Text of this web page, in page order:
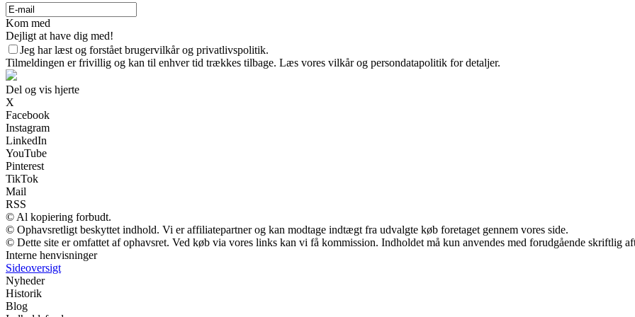
Kom med
Dejligt at have dig med!
Jeg har læst og forstået brugervilkår og privatlivspolitik.
Tilmeldingen er frivillig og kan til enhver tid trækkes tilbage. Læs vores vilkår og persondatapolitik for detaljer.
Del og vis hjerte
X
Facebook
Instagram
LinkedIn
YouTube
Pinterest
TikTok
Mail
RSS
© Al kopiering forbudt.
© Ophavsretligt beskyttet indhold. Vi er affiliatepartner og kan modtage indtægt fra udvalgte køb foretaget gennem vores side.
© Dette site er omfattet af ophavsret. Ved køb via vores links kan vi få kommission. Indholdet må kun anvendes med forudgående skriftlig
Interne henvisninger
Sideoversigt
Nyheder
Historik
Blog